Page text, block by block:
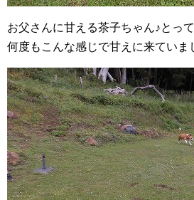
お父さんに甘える茶子ちゃん♪とっ
何度もこんな感じで甘えに来ていま